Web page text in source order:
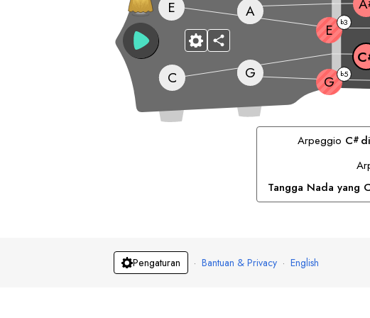
G G b5
C
C
E
E
b3
A
Arpeggio C#
Tangga Nada yang
F#
Pengaturan · Bantuan & Privacy · English